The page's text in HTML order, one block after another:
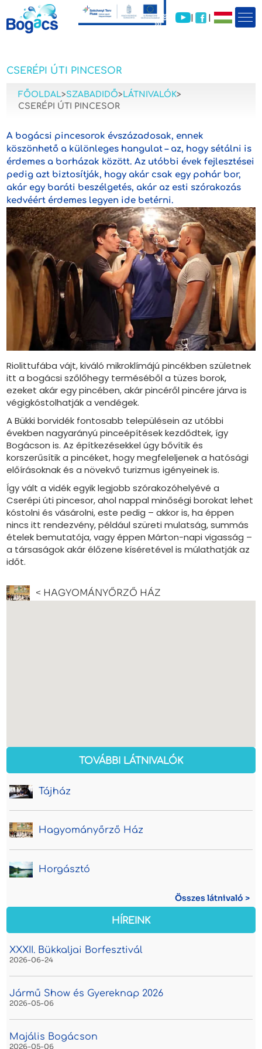
| |
CSERÉPI ÚTI PINCESOR
FŐOLDAL>SZABADIDŐ>LÁTNIVALÓK>
CSERÉPI ÚTI PINCESOR
A bogácsi pincesorok évszázadosak, ennek
köszönhető a különleges hangulat – az, hogy sétálni is
érdemes a borházak között. Az utóbbi évek fejlesztései
pedig azt biztosítják, hogy akár csak egy pohár bor,
akár egy baráti beszélgetés, akár az esti szórakozás
kedvéért érdemes legyen ide betérni.
Riolittufába vájt, kiváló mikroklímájú pincékben születnek
itt a bogácsi szőlőhegy terméséből a tüzes borok,
ezeket akár egy pincében, akár pincéről pincére járva is
végigkóstolhatják a vendégek.
A Bükki borvidék fontosabb településein az utóbbi
években nagyarányú pinceépítések kezdődtek, így
Bogácson is. Az építkezésekkel úgy bővítik és
korszerűsítik a pincéket, hogy megfeleljenek a hatósági
előírásoknak és a növekvő turizmus igényeinek is.
Így vált a vidék egyik legjobb szórakozóhelyévé a
Cserépi úti pincesor, ahol nappal minőségi borokat lehet
kóstolni és vásárolni, este pedig – akkor is, ha éppen
nincs itt rendezvény, például szüreti mulatság, summás
ételek bemutatója, vagy éppen Márton-napi vigasság –
a társaságok akár élőzene kíséretével is múlathatják az
időt.
< HAGYOMÁNYŐRZŐ HÁZ
TOVÁBBI LÁTNIVALÓK
Tájház
Hagyományőrző Ház
Horgásztó
Összes látnivaló >
HÍREINK
XXXII. Bükkaljai Borfesztivál
2026-06-24
Jármű Show és Gyereknap 2026
2026-05-06
Majális Bogácson
2026-05-06